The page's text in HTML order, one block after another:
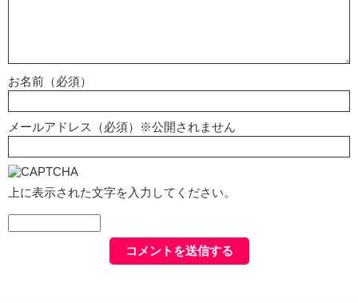
お名前（必須）
メールアドレス（必須）※公開されません
上に表示された文字を入力してください。